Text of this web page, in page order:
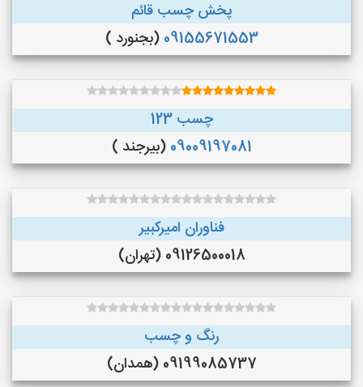
پخش چسب قائم
09155671553 (بجنورد )
چسب 123
09009197081 (بیرجند )
فناوران امیرکبیر
09126500018 (تهران)
رنگ و چسب
09199085737 (همدان)